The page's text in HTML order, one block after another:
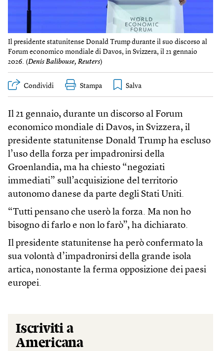
Il presidente statunitense Donald Trump durante il suo discorso al
Forum economico mondiale di Davos, in Svizzera, il 21 gennaio
2026. (Denis Balibouse, Reuters)
Condividi Stampa
Il 21 gennaio, durante un discorso al Forum
economico mondiale di Davos, in Svizzera, il
presidente statunitense Donald Trump ha escluso
l’uso della forza per impadronirsi della
Groenlandia, ma ha chiesto “negoziati
immediati” sull’acquisizione del territorio
autonomo danese da parte degli Stati Uniti.
“Tutti pensano che userò la forza. Ma non ho
bisogno di farlo e non lo farò”, ha dichiarato.
Il presidente statunitense ha però confermato la
sua volontà d’impadronirsi della grande isola
artica, nonostante la ferma opposizione dei paesi
europei.
Iscriviti a
Americana